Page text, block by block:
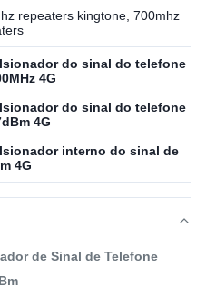
repeaters kingtone, 700mhz
do sinal do telefone
4G
do sinal do telefone
4G
interno do sinal de
4G
de Sinal de Telefone